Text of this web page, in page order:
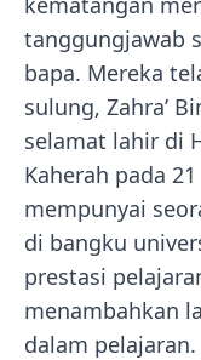
tanggungjawab
bapa. Mereka
sulung, Zahra’
selamat lahir di
Kaherah pada
mempunyai
di bangku
prestasi
menambahkan
dalam pelajaran.